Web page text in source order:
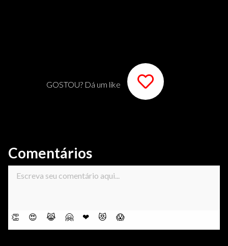
GOSTOU? Dá um like
Comentários
👏 😍 😹 🤗 ❤ 😻 😱